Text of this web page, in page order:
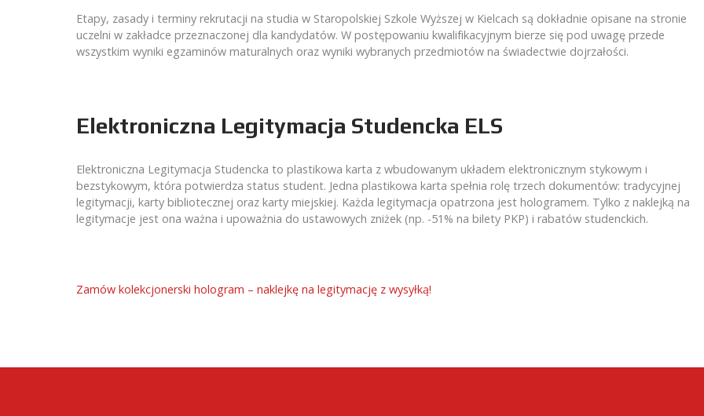
Etapy, zasady i terminy rekrutacji na studia w Staropolskiej Szkole Wyższej w Kielcach są dokładnie opisane na stronie
uczelni w zakładce przeznaczonej dla kandydatów. W postępowaniu kwalifikacyjnym bierze się pod uwagę przede
wszystkim wyniki egzaminów maturalnych oraz wyniki wybranych przedmiotów na świadectwie dojrzałości.
Elektroniczna Legitymacja Studencka ELS
Elektroniczna Legitymacja Studencka to plastikowa karta z wbudowanym układem elektronicznym stykowym i
bezstykowym, która potwierdza status student. Jedna plastikowa karta spełnia rolę trzech dokumentów: tradycyjnej
legitymacji, karty bibliotecznej oraz karty miejskiej. Każda legitymacja opatrzona jest hologramem. Tylko z naklejką na
legitymacje jest ona ważna i upoważnia do ustawowych zniżek (np. -51% na bilety PKP) i rabatów studenckich.
Zamów kolekcjonerski hologram – naklejkę na legitymację z wysyłką!